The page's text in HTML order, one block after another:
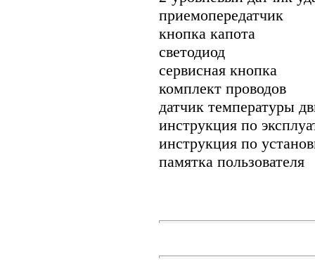
приемопередатчик
кнопка капота
светодиод
сервисная кнопка
комплект проводов
датчик температуры
инструкция по
инструкция по
памятка пользователя